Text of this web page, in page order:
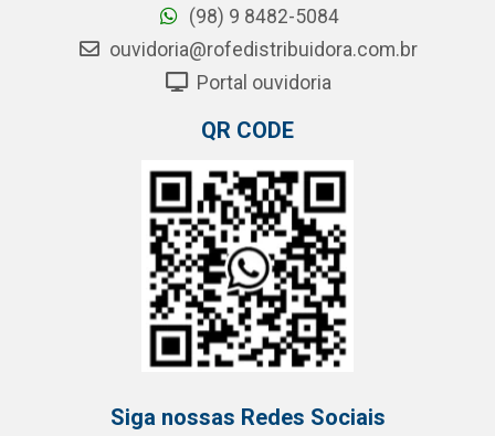
(98) 9 8482-5084
ouvidoria@rofedistribuidora.com.br
Portal ouvidoria
QR CODE
Siga nossas Redes Sociais